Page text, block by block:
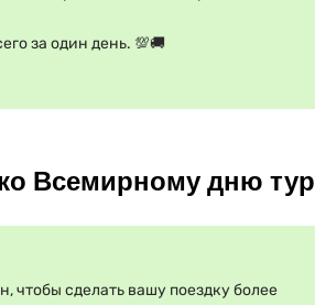
за один день. 💯🚚
Всемирному дню
чтобы сделать вашу поездку более